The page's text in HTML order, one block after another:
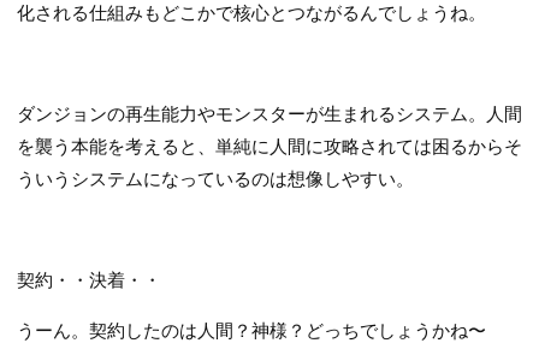
化される仕組みもどこかで核心とつながるんでしょうね。
ダンジョンの再生能力やモンスターが生まれるシステム。人間
を襲う本能を考えると、単純に人間に攻略されては困るからそ
ういうシステムになっているのは想像しやすい。
契約・・決着・・
うーん。契約したのは人間？神様？どっちでしょうかね〜